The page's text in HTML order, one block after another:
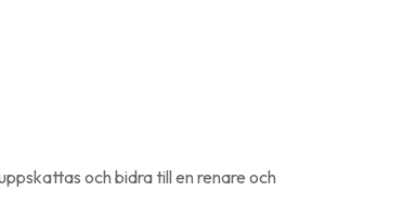
och bidra till en renare och